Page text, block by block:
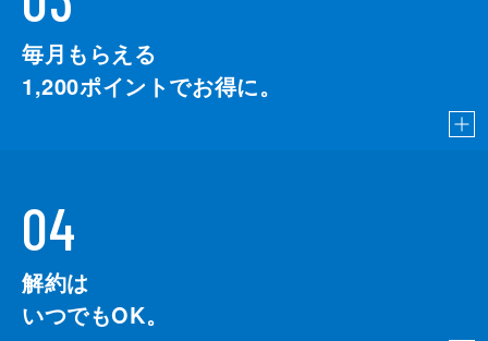
毎月もらえる
1,200ポイントでお得に。
04
解約は
いつでもOK。